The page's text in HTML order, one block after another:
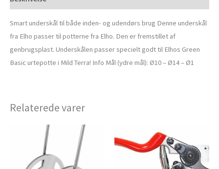
Smart underskål til både inden- og udendørs brug Denne underskål
fra Elho passer til potterne fra Elho. Den er fremstillet af
genbrugsplast. Underskålen passer specielt godt til Elhos Green
Basic urtepotte i Mild Terra! Info Mål (ydre mål): Ø10 – Ø14 – Ø1
Relaterede varer